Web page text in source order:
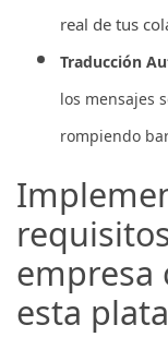
real de tus
Traducción
los mensajes
rompiendo
empresa
esta